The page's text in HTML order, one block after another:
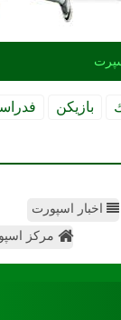
بازیكن
اخبار اسپورت
مرکز